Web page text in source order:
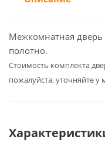
Межкомнатная дверь
полотно.
Cтоимость комплекта
пожалуйста, уточняйте у